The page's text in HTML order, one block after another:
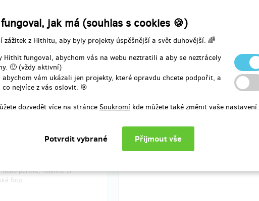
jak má (souhlas s cookies 🍪)
zážitek z Hithitu, aby byly projekty úspěšnější a svět duhovější. 🌈
fungoval, abychom vás na webu neztratili a aby se neztrácely
🙂 (vždy aktivní)
vám ukázali jen projekty, které opravdu chcete podpořit, a
nejvíce z vás oslovit. 🎯
dozvedět více na stránce Soukromí kde můžete také změnit vaše nastavení.
290 Kč
590 Kč
prodáno 0
poukaz na ateliérové
Praze
poukaz na focení. Cena
Platnost poukazu
nebo párové, rodinné či
foto.
prodáno 0
analogové fotografie na míru. Kurz bude
rozložen do lekcí dle možností a přání
v centru Prahy v ateliéru i venku. V
případě analógové fotografie cena